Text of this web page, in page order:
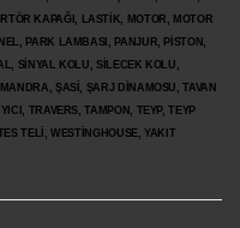
KAPAĞI, LASTİK, MOTOR, MOTOR
PARK LAMBASI, PANJUR, PİSTON,
SİNYAL KOLU, SİLECEK KOLU,
ŞASİ, ŞARJ DİNAMOSU, TAVAN
TRAVERS, TAMPON, TEYP, TEYP
TELİ, WESTİNGHOUSE, YAKIT